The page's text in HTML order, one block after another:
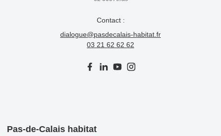
Contact :
dialogue@pasdecalais-habitat.fr
03 21 62 62 62
Pas-de-Calais habitat